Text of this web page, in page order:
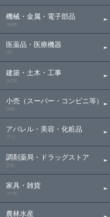
機械・金属・電子部品
(440)
医薬品・医療機器
(7)
建築・土木・工事
(475)
小売（スーパー・コンビニ等）
(46)
アパレル・美容・化粧品
(71)
調剤薬局・ドラッグストア
(25)
家具・雑貨
(119)
農林水産